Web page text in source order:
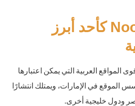
موقع نون Noon كأحد أبرز
المواقع العربية التي يمكن اعتبارها
الموقع في الإمارات، ويمتلك انتشارًا
ودول خليجية أخرى.